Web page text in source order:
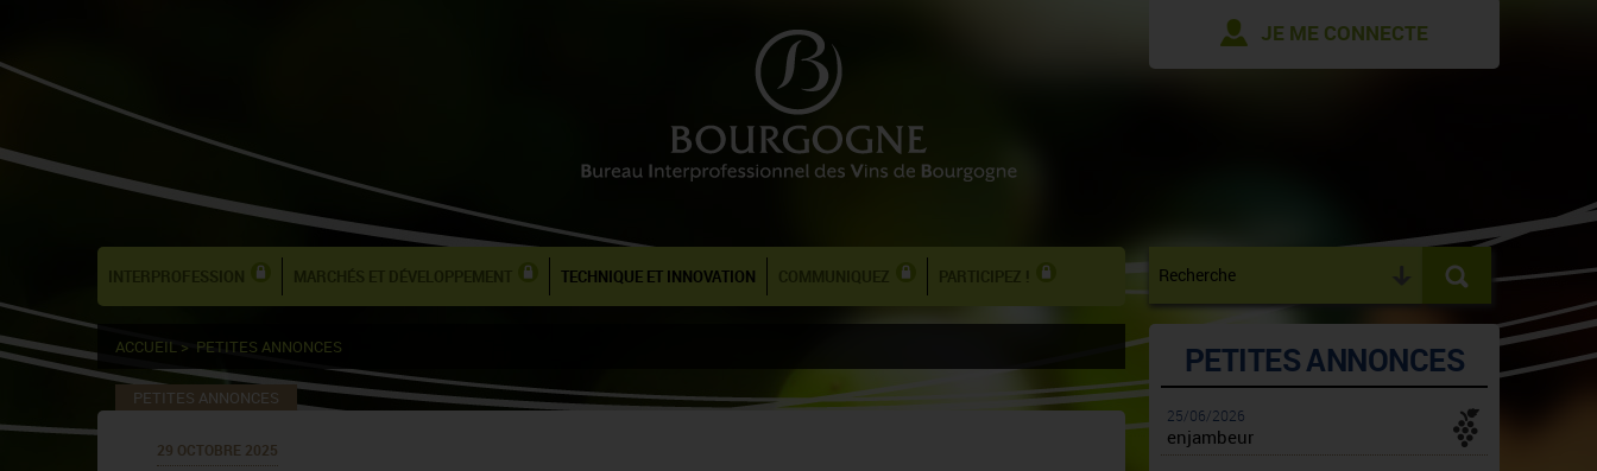
INTERPROFESSION MARCHÉS ET DÉVELOPPEMENT TECHNIQUE ET INNOVATION COMMUNIQUEZ PARTICIPEZ !
ACCUEIL > PETITES ANNONCES
JE ME CONNECTE
PETITES ANNONCES
29 OCTOBRE 2025
PETITES ANNONCES
25/06/2026
enjambeur